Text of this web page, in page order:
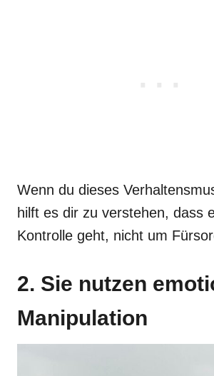
Wenn du dieses
hilft es dir zu verstehen, dass
Kontrolle geht, nicht um
2. Sie nutzen
Manipulation